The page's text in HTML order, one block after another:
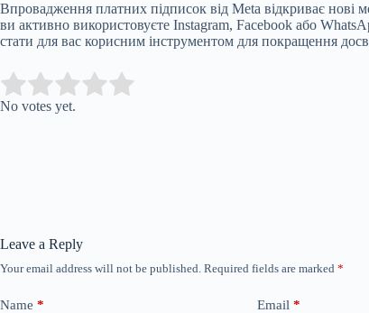
Впровадження платних підписок від Meta відкриває нові
ви активно використовуєте Instagram, Facebook або
стати для вас корисним інструментом для покращення
Rate this item:
No votes yet.
Leave a Reply
Your email address will not be published. Required fields are marked *
Name * Email *